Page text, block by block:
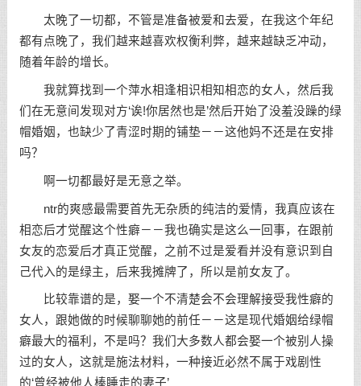
太晚了一切都，不管是准备被爱和去爱，在我这个年纪
都有点晚了，我们越来越喜欢权衡利弊，越来越缺乏冲动，
随着年龄的增长。
我就算找到一个萍水相逢相识相知相恋的女人，然后我
们在无意间发现对方‘诶!你居然也是’然后开始了没羞没躁的绿
帽婚姻，也缺少了青涩时期的铺垫－－这他妈不还是在安排
吗？
啊一切都最好是无意之举。
ntr的爽感最需要首先无杂质的纯洁的爱情，我真应该在
相恋后才觉醒这个性癖－－我也确实是这么一回事，在跟前
女友的恋爱后才真正觉醒，之前不过是爱看并没有意识到自
己代入的是绿主，后来我摊牌了，所以是前女友了。
比较靠谱的是，娶一个不清楚会不会理解接受我性癖的
女人，跟她做的时候聊聊她的前任－－这是现代婚姻给绿帽
癖最大的福利，不是吗？我们大多数人都会娶一个被别人操
过的女人，这就是施法材料，一种接近必然不属于戏剧性
的‘曾经被他人棒睡走的妻子’